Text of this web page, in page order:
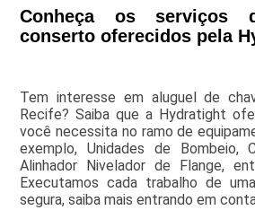
Conheça os serviços
conserto oferecidos pela
Tem interesse em aluguel de
Recife? Saiba que a Hydratight
você necessita no ramo de
exemplo, Unidades de Bombeio,
Alinhador Nivelador de Flange,
Executamos cada trabalho de
segura, saiba mais entrando em